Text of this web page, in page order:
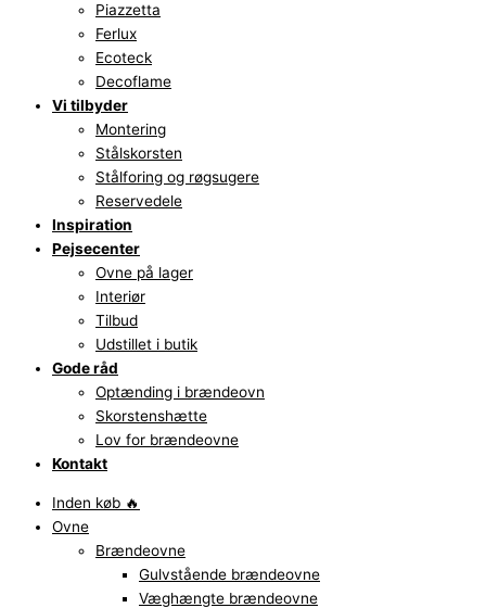
Piazzetta
Ferlux
Ecoteck
Decoflame
Vi tilbyder
Montering
Stålskorsten
Stålforing og røgsugere
Reservedele
Inspiration
Pejsecenter
Ovne på lager
Interiør
Tilbud
Udstillet i butik
Gode råd
Optænding i brændeovn
Skorstenshætte
Lov for brændeovne
Kontakt
Inden køb 🔥
Ovne
Brændeovne
Gulvstående brændeovne
Væghængte brændeovne